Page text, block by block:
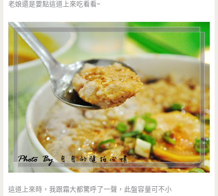
老娘還是要點這道上來吃看看~
這道上來時，我跟霜大都驚呼了一聲，此盤容量可不小